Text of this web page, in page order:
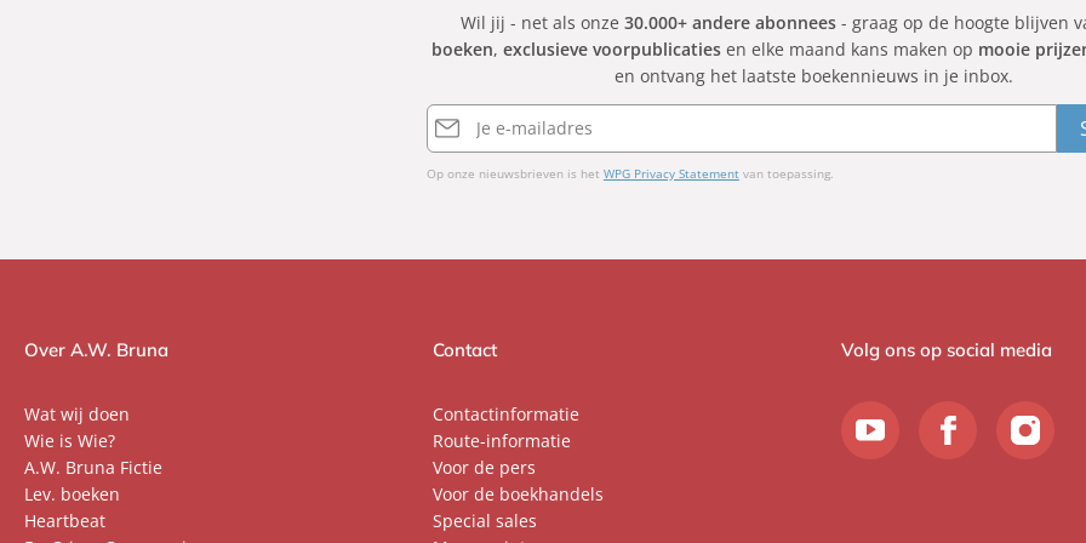
Wil jij - net als onze30.000+ andere abonnees - graag op de hoogte blijven
boeken,exclusieve voorpublicaties en elke maand kans maken op mooie
en ontvang het laatste boekennieuws in je inbox.
E-
mailadres
Op onze nieuwsbrieven is het WPG Privacy Statementvan toepassing.
Over A.W. Bruna
Wat wij doen
Wie is Wie?
A.W. Bruna Fictie
Lev. boeken
Heartbeat
Contact
Contactinformatie
Route-informatie
Voor de pers
Voor de boekhandels
Special sales
Volg ons op social media